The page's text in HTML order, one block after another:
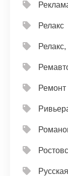
Релакс
Ремонт